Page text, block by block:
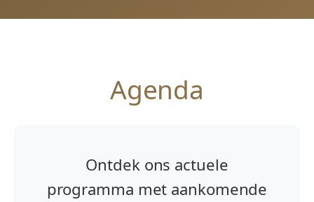
Agenda
Ontdek ons actuele
programma met aankomende